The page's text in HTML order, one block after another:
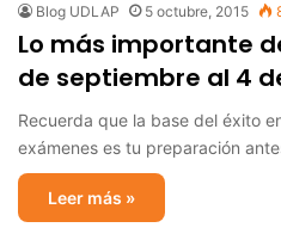
Blog UDLAP 5 octubre, 2015
Lo más importante
de septiembre al 4
Recuerda que la base del éxito
exámenes es tu preparación
Leer más »